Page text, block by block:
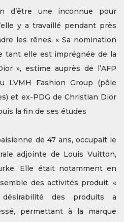
d’être une inconnue pour
y a travaillé pendant près
les rênes. « Sa nomination
tant elle est imprégnée de la
», estime auprès de l’AFP
LVMH Fashion Group (pôle
et ex-PDG de Christian Dior
la fin de ses études
de 47 ans, occupait le
adjointe de Louis Vuitton,
Elle était notamment en
des activités produit. «
des produits a
permettant à la marque